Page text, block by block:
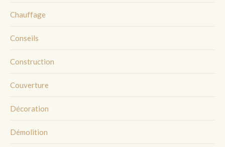
Chauffage
Conseils
Construction
Couverture
Décoration
Démolition